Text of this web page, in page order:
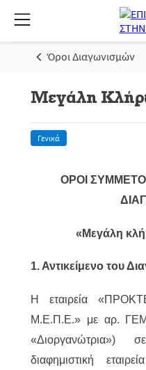
Όροι Διαγωνισμών
Μεγάλη
Γενικά
ΟΡΟΙ
«Μεγάλη
1. Αντικείμενο του
H εταιρεία
M.Ε.Π.Ε.» με αρ.
διαφημιστική